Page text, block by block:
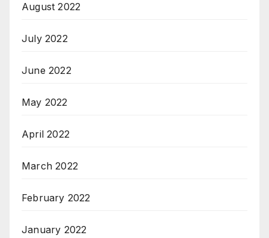
August 2022
July 2022
June 2022
May 2022
April 2022
March 2022
February 2022
January 2022